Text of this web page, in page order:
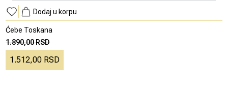
Dodaj u korpu
Ćebe Toskana
1.890,00 RSD
1.512,00 RSD